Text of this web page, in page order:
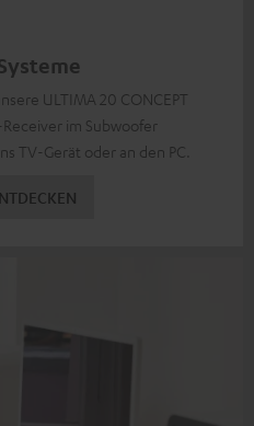
ULTIMA 20 CONCEPT
im Subwoofer
TV-Gerät oder an den PC.